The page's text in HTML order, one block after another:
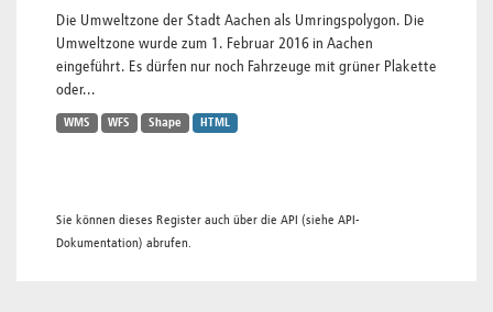
Die Umweltzone der Stadt Aachen als Umringspolygon. Die
Umweltzone wurde zum 1. Februar 2016 in Aachen
eingeführt. Es dürfen nur noch Fahrzeuge mit grüner Plakette
oder...
WMS WFS Shape HTML
Sie können dieses Register auch über die API (siehe API-
Dokumentation) abrufen.